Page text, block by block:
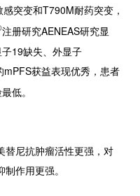
突变和T790M耐药突变，
注册研究AENEAS研究显
19缺失、外显子
获益表现优秀，患者
低。
替尼抗肿瘤活性更强，对
作用更强。